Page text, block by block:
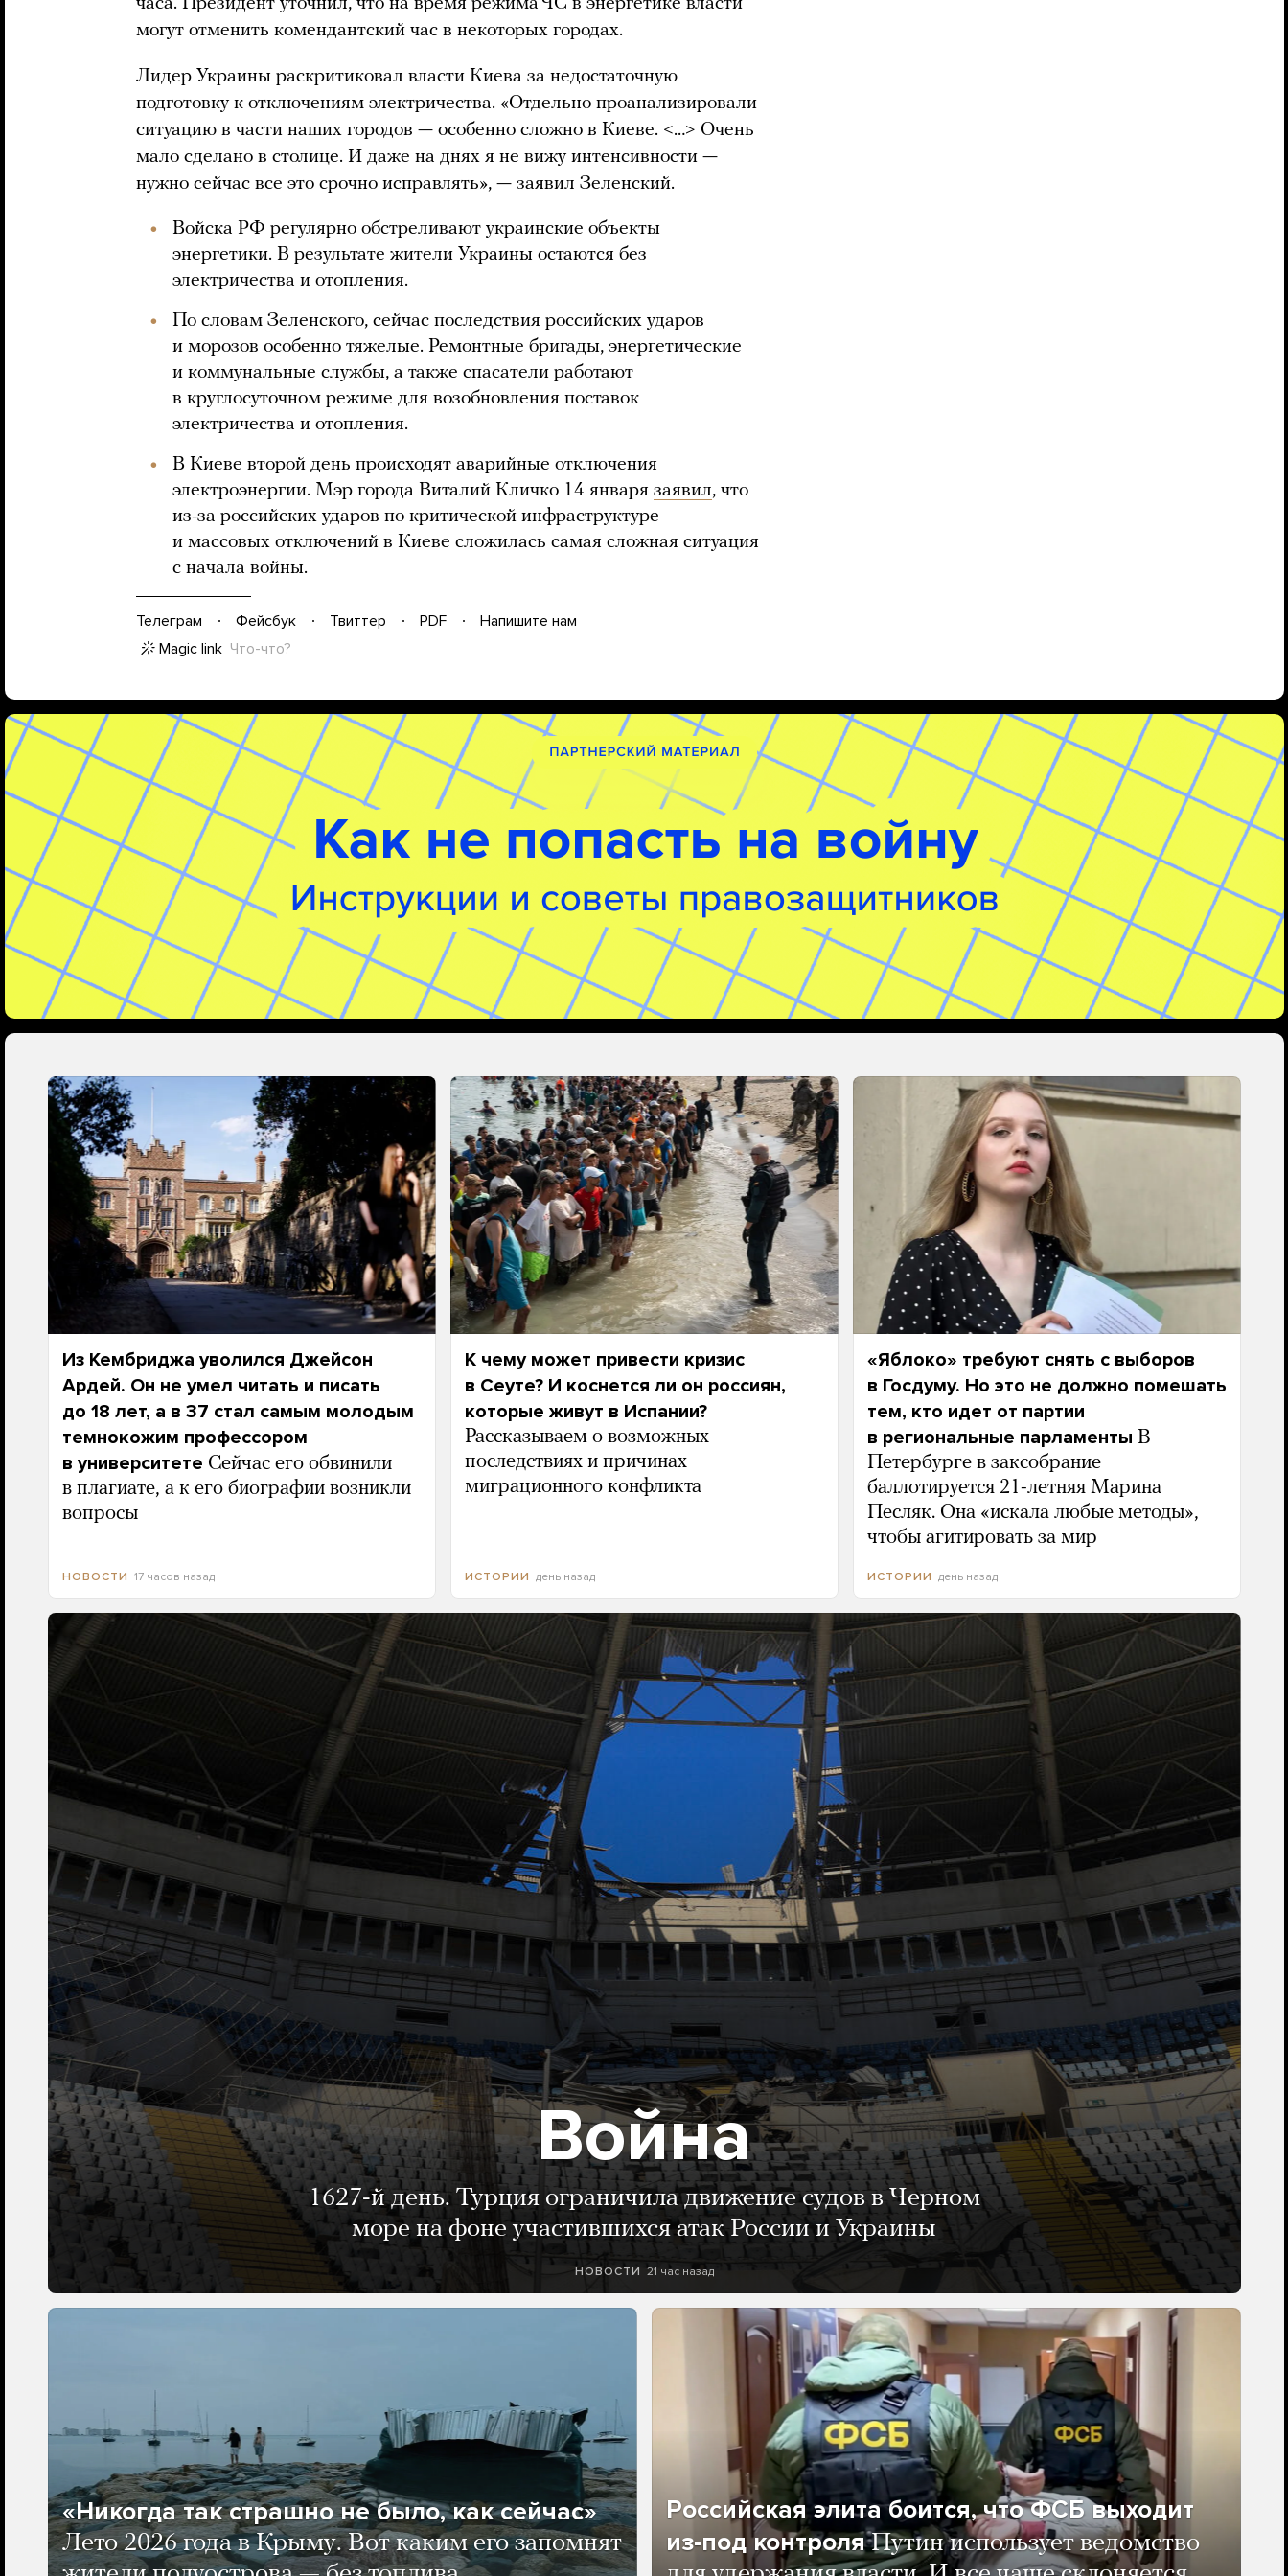
часа. Президент уточнил, что на время режима ЧС в энергетике власти
могут отменить комендантский час в некоторых городах.
Лидер Украины раскритиковал власти Киева за недостаточную
подготовку к отключениям электричества. «Отдельно проанализировали
ситуацию в части наших городов — особенно сложно в Киеве. <…> Очень
мало сделано в столице. И даже на днях я не вижу интенсивности —
нужно сейчас все это срочно исправлять», — заявил Зеленский.
Войска РФ регулярно обстреливают украинские объекты
энергетики. В результате жители Украины остаются без
электричества и отопления.
По словам Зеленского, сейчас последствия российских ударов
и морозов особенно тяжелые. Ремонтные бригады, энергетические
и коммунальные службы, а также спасатели работают
в круглосуточном режиме для возобновления поставок
электричества и отопления.
В Киеве второй день происходят аварийные отключения
электроэнергии. Мэр города Виталий Кличко 14 января заявил, что
из-за российских ударов по критической инфраструктуре
и массовых отключений в Киеве сложилась самая сложная ситуация
с начала войны.
Телеграм Фейсбук Твиттер PDF
Напишите нам
Magic link Что-что?
Из Кембриджа уволился Джейсон
Ардей. Он не умел читать и писать
до 18 лет, а в 37 стал самым молодым
темнокожим профессором
в университете Сейчас его обвинили
в плагиате, а к его биографии возникли
вопросы
НОВОСТИ 17 часов назад
К чему может привести кризис
в Сеуте? И коснется ли он россиян,
которые живут в Испании?
Рассказываем о возможных
последствиях и причинах
миграционного конфликта
ИСТОРИИ день назад
«Яблоко» требуют снять с выборов
в Госдуму. Но это не должно помешать
тем, кто идет от партии
в региональные парламенты В
Петербурге в заксобрание
баллотируется 21-летняя Марина
Песляк. Она «искала любые методы»,
чтобы агитировать за мир
ИСТОРИИ день назад
Война
1627-й день. Турция ограничила движение судов в Черном
море на фоне участившихся атак России и Украины
НОВОСТИ 21 час назад
«Никогда так страшно не было, как сейчас»
Лето 2026 года в Крыму. Вот каким его запомнят
Российская элита боится, что ФСБ выходит
из-под контроля Путин использует ведомство